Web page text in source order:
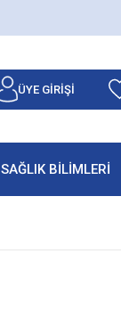
ÜYE GIRIŞI
SAĞLIK BİLİMLERİ